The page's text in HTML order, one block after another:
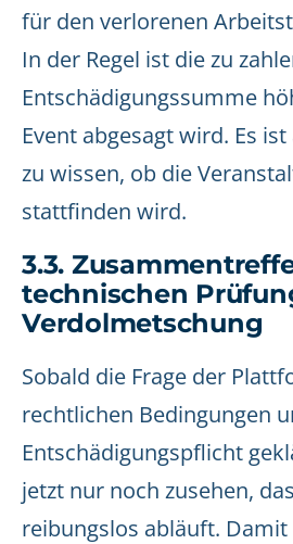
für den verlorenen
In der Regel ist die zu
Entschädigungssumme
Event abgesagt wird. Es
zu wissen, ob die
stattfinden wird.
3.3.
technischen
Verdolmetschung
Sobald die Frage der
rechtlichen Bedingungen
Entschädigungspflicht
jetzt nur noch zusehen,
reibungslos abläuft. Damit